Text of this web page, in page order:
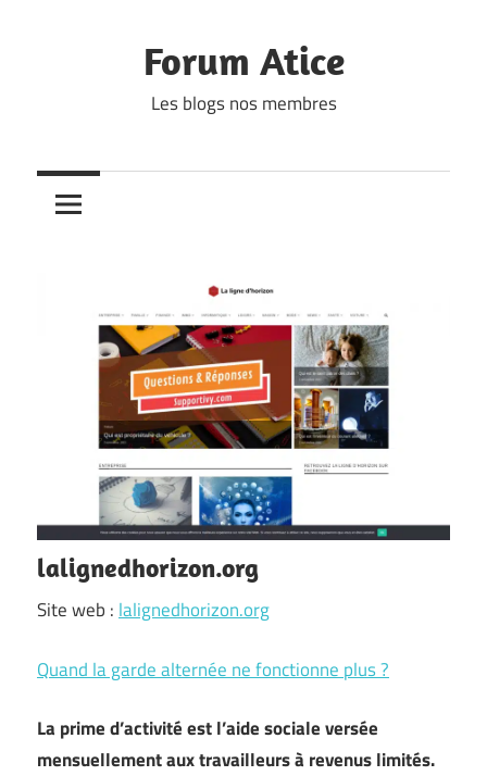
Forum Atice
Les blogs nos membres
lalignedhorizon.org
Site web : lalignedhorizon.org
Quand la garde alternée ne fonctionne plus ?
La prime d’activité est l’aide sociale versée
mensuellement aux travailleurs à revenus limités.